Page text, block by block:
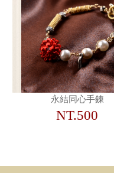
永結同心手鍊
NT.500